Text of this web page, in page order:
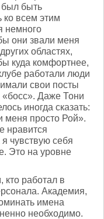
был быть
всем этим
немного
они звали меня
областях,
куда комфортнее,
работали люди
свои посты
Даже Тони
иногда сказать:
меня просто Рой».
нравится
чувствую себя
Это на уровне
кто работал в
Академия,
имена
необходимо.